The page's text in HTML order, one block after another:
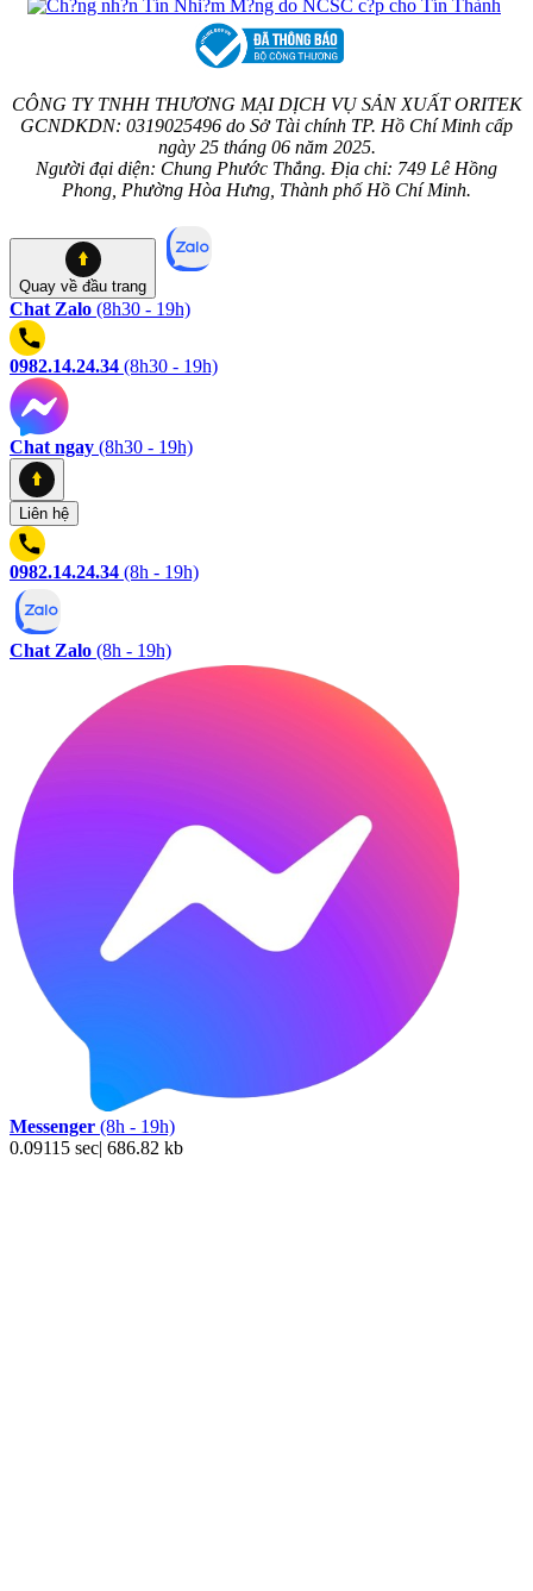
CÔNG TY TNHH THƯƠNG MẠI DỊCH VỤ SẢN XUẤT ORITEK
GCNDKDN: 0319025496 do Sở Tài chính TP. Hồ Chí Minh cấp
ngày 25 tháng 06 năm 2025.
Người đại diện: Chung Phước Thắng. Địa chỉ: 749 Lê Hồng
Phong, Phường Hòa Hưng, Thành phố Hồ Chí Minh.
Quay về đầu trang
Chat Zalo (8h30 - 19h)
0982.14.24.34 (8h30 - 19h)
Chat ngay (8h30 - 19h)
Liên hệ
0982.14.24.34 (8h - 19h)
Chat Zalo (8h - 19h)
Messenger (8h - 19h)
0.09115 sec| 686.82 kb